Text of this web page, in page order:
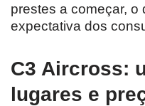
prestes a começar, o
expectativa dos
C3 Aircross:
lugares e